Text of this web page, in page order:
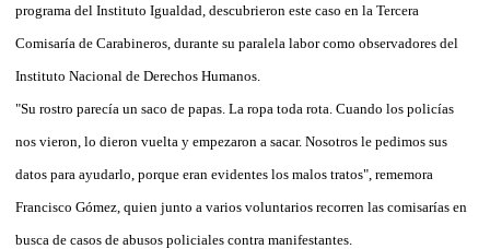
programa del Instituto Igualdad, descubrieron este caso en la Tercera
Comisaría de Carabineros, durante su paralela labor como observadores del
Instituto Nacional de Derechos Humanos.
"Su rostro parecía un saco de papas. La ropa toda rota. Cuando los policías
nos vieron, lo dieron vuelta y empezaron a sacar. Nosotros le pedimos sus
datos para ayudarlo, porque eran evidentes los malos tratos", rememora
Francisco Gómez, quien junto a varios voluntarios recorren las comisarías en
busca de casos de abusos policiales contra manifestantes.